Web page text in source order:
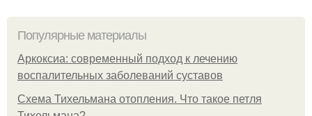
Популярные материалы
Аркоксиа: современный подход к лечению
воспалительных заболеваний суставов
Схема Тихельмана отопления. Что такое петля